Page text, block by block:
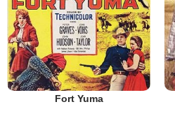
Fort Yuma